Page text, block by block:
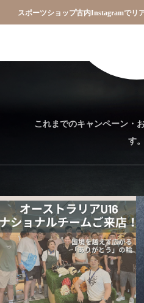
スポーツショップ古内Instagramでリ
これまでのキャンペーン・
す。